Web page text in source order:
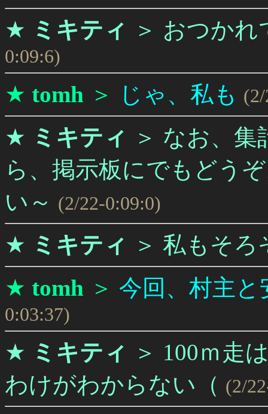
★ ミキティ ＞ おつか
0:09:6)
★ tomh ＞ じゃ、私も
★ ミキティ ＞ なお、集
ら、掲示板にでもどう
い～ (2/22-0:09:0)
★ ミキティ ＞ 私もそろ
★ tomh ＞ 今回、村主
0:03:37)
★ ミキティ ＞ 100ｍ走
わけがわからない（ (2/